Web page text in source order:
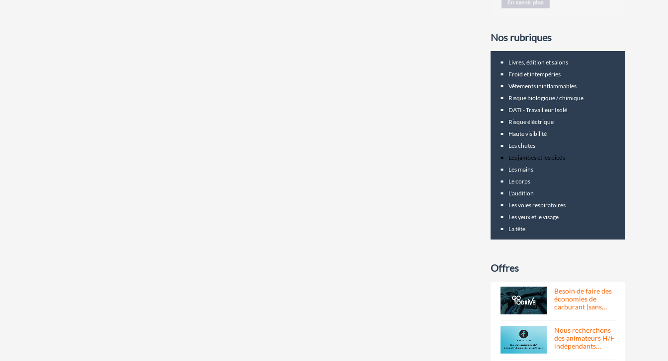
Nos rubriques
Livres, édition et salons
Froid et intempéries
Vêtements ininflammables
Risque biologique / chimique
DATI - Travailleur Isolé
Risque éléctrique
Haute visibilité
Les chutes
Les jambes et les pieds
Les mains
Le corps
L'audition
Les voies respiratoires
Les yeux et le visage
La tête
Offres
Besoin de faire des
économies de
carburant (sans…
Nous recherchons
des animateurs H/F
indépendants…